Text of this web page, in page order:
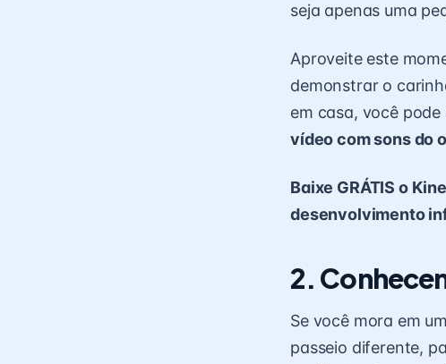
seja apenas uma
Aproveite este
demonstrar o
em casa, você
vídeo com sons do
Baixe GRÁTIS o
desenvolvimento
2.
Se você mora em
passeio diferente,